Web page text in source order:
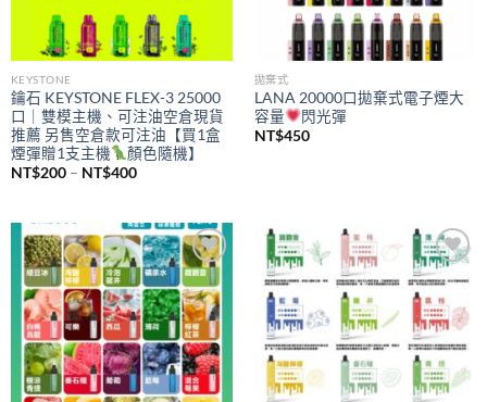
KEYSTONE
鑰石 KEYSTONE FLEX-3 25000
口｜雙模主機、可注油空倉現貨
推薦 另售空倉款可注油【買1盒
煙彈贈1支主機
顏色隨機】
NT$200 – NT$400價
NT$200
到
NT$400
拋棄式
LANA 20000口拋棄式電子煙大
容量
閃光彈
NT$450
Add to
wishlist
Add to